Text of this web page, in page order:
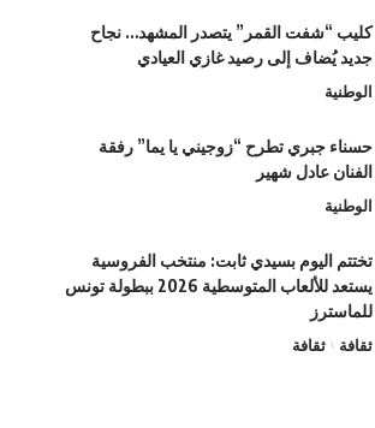
كليب “شفت القمر” يتصدر المشهد… نجاح
جديد يُضاف إلى رصيد غازي العيادي
الوطنية
حسناء جبري تطرح “زوجيني يا يما” رفقة
الفنان عادل شهير
الوطنية
تختتم اليوم بسيدي ثابت: منتخب الفروسية
يستعد للألعاب المتوسطية 2026 ببطولة تونس
للماسترز
ثقافة ثقافة